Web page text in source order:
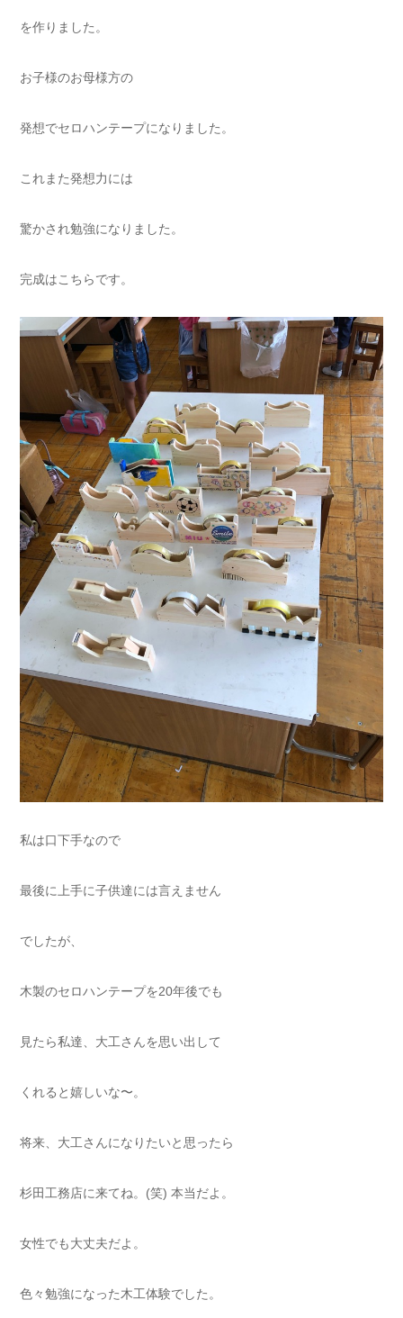
を作りました。
お子様のお母様方の
発想でセロハンテープになりました。
これまた発想力には
驚かされ勉強になりました。
完成はこちらです。
私は口下手なので
最後に上手に子供達には言えません
でしたが、
木製のセロハンテープを20年後でも
見たら私達、大工さんを思い出して
くれると嬉しいな〜。
将来、大工さんになりたいと思ったら
杉田工務店に来てね。(笑) 本当だよ。
女性でも大丈夫だよ。
色々勉強になった木工体験でした。